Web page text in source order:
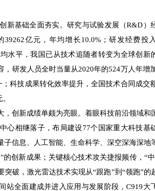
基础全面夯实。研究与试验发展（R&D）
39262亿元，年均增长10.0%；研发经费投
水平，我国已从技术追随者转变为全球创新
研发人员全时当量从2020年的524万人年增
科技成果转化效率提升，全国技术合同成交
创新成绩单颇为亮眼。着眼科技前沿领域和
心相继落子，布局建设77个国家重大科技基
信息、人工智能、生命科学、深空深海深地
的创新成果；关键核心技术攻关捷报频传，“
破，激光雷达技术实现从“跟跑”到“领跑”的
站全面建成并进入应用与发展阶段，C919大